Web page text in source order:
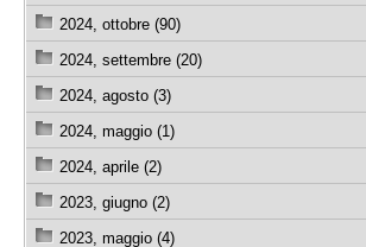
2024, ottobre (90)
2024, settembre (20)
2024, agosto (3)
2024, maggio (1)
2024, aprile (2)
2023, giugno (2)
2023, maggio (4)